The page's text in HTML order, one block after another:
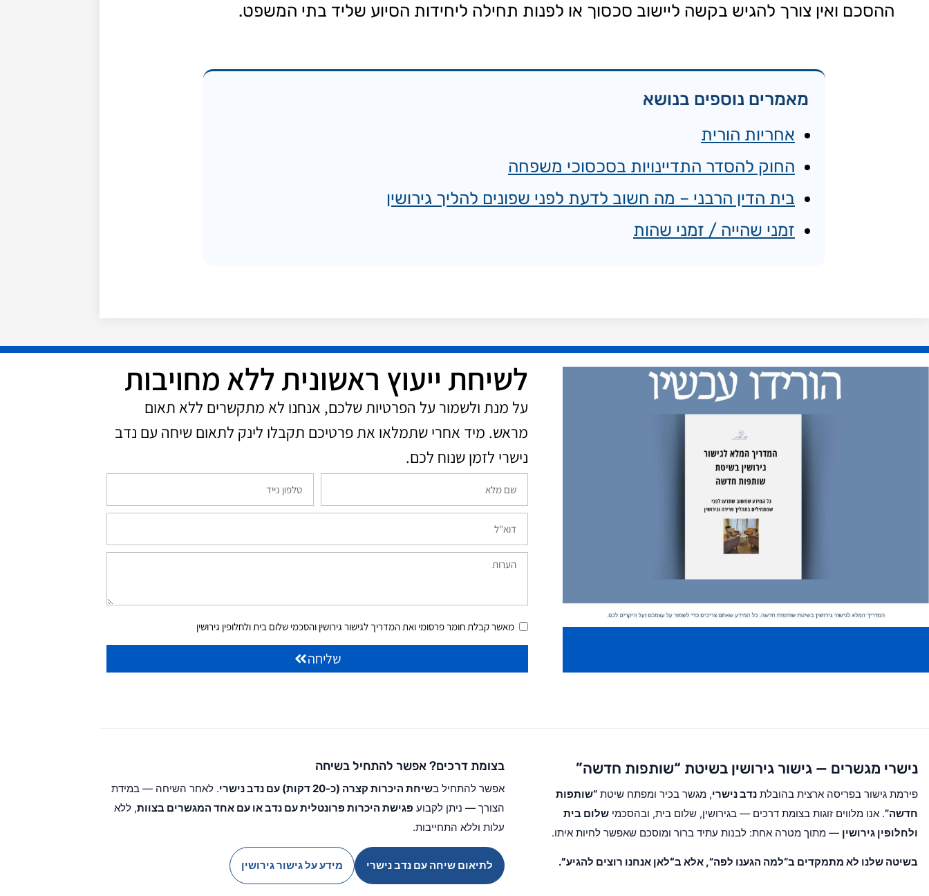
ההסכם ואין צורך להגיש בקשה ליישוב סכסוך או לפנות תחילה ליחידות הסיוע שליד בתי המשפט.
מאמרים נוספים בנושא
אחריות הורית
החוק להסדר התדיינויות בסכסוכי משפחה
בית הדין הרבני – מה חשוב לדעת לפני שפונים להליך גירושין
זמני שהייה / זמני שהות
לשיחת ייעוץ ראשונית ללא מחויבות
על מנת ולשמור על הפרטיות שלכם, אנחנו לא מתקשרים ללא תאום
מראש. מיד אחרי שתמלאו את פרטיכם תקבלו לינק לתאום שיחה עם נדב
נישרי לזמן שנוח לכם.​
מאשר קבלת חומר פרסומי ואת המדריך לגישור גירושין והסכמי שלום בית ולחלופין גירושין
שליחה
נישרי מגשרים — גישור גירושין בשיטת “שותפות חדשה”
פירמת גישור בפריסה ארצית בהובלת נדב נישרי, מגשר בכיר ומפתח שיטת “שותפות
חדשה”. אנו מלווים זוגות בצומת דרכים — בגירושין, שלום בית, ובהסכמי שלום בית
ולחלופין גירושין — מתוך מטרה אחת: לבנות עתיד ברור ומוסכם שאפשר לחיות איתו.
בשיטה שלנו לא מתמקדים ב“למה הגענו לפה”, אלא ב“לאן אנחנו רוצים להגיע”.
בצומת דרכים? אפשר להתחיל בשיחה
אפשר להתחיל בשיחת היכרות קצרה (כ-20 דקות) עם נדב נישרי
. לאחר השיחה — במידת
הצורך — ניתן לקבוע פגישת היכרות פרונטלית עם נדב או עם אחד המגשרים בצוות, ללא
עלות וללא התחייבות.
לתיאום שיחה עם נדב נישרי מידע על גישור גירושין